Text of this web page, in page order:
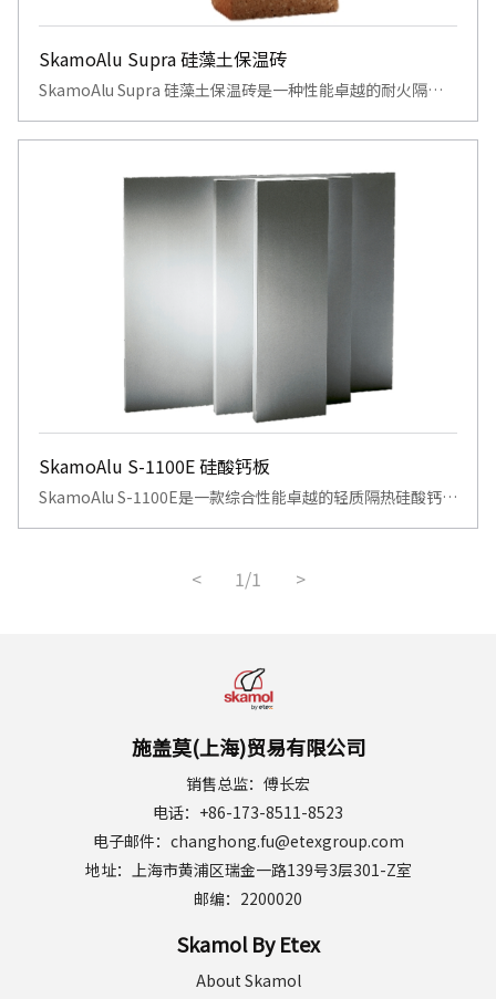
SkamoAlu Supra 硅藻土保温砖
SkamoAlu Supra 硅藻土保温砖是一种性能卓越的耐火隔热
材料，其核心特性源于其独特的天然材质与结构。它主要由天
然硅藻土制成，内部拥有高度发达的微孔结构，这使得它成为
一种集高机械强度与优良绝缘性能于一身的实心级砖。
SkamoAlu S-1100E 硅酸钙板
SkamoAlu S-1100E是一款综合性能卓越的轻质隔热硅酸钙
板，专为严苛的工业高温环境设计，目前正广泛用作工业窑炉
< 1/1 >
施盖莫(上海)贸易有限公司
销售总监：傅长宏
电话：+86-173-8511-8523
电子邮件：changhong.fu@etexgroup.com
地址：上海市黄浦区瑞金一路139号3层301-Z室
邮编：2200020
Skamol By Etex
About Skamol